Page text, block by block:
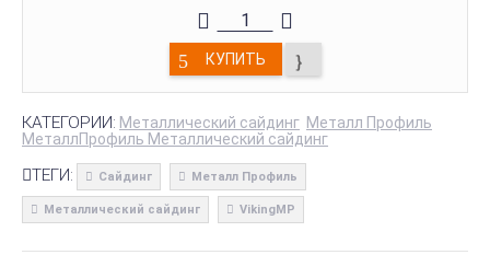
КУПИТЬ
КАТЕГОРИИ: Металлический сайдинг Металл Профиль
МеталлПрофиль Металлический сайдинг
ТЕГИ: Сайдинг Металл Профиль
Металлический сайдинг VikingMP